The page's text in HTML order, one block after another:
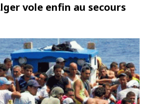
vole enfin au secours